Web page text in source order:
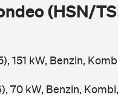
(HSN/
151 kW, Benzin,
70 kW, Benzin,